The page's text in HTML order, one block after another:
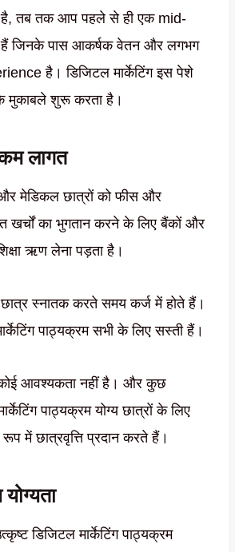
है, तब तक आप पहले से ही एक mid-
जिनके पास आकर्षक वेतन और लगभग
है। डिजिटल मार्केटिंग इस पेशे
मुकाबले शुरू करता है।
लागत
और मेडिकल छात्रों को फीस और
खर्चों का भुगतान करने के लिए बैंकों और
ऋण लेना पड़ता है।
स्नातक करते समय कर्ज में होते हैं।
पाठ्यक्रम सभी के लिए सस्ती हैं।
आवश्यकता नहीं है। और कुछ
पाठ्यक्रम योग्य छात्रों के लिए
में छात्रवृत्ति प्रदान करते हैं।
योग्यता
डिजिटल मार्केटिंग पाठ्यक्रम